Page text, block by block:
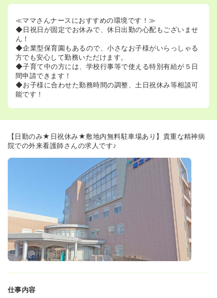
≪ママさんナースにおすすめの環境です！≫
◆日祝日が固定でお休みで、休日出勤の心配もございませ
ん！
◆企業型保育園もあるので、小さなお子様がいらっしゃる
方でも安心して勤務いただけます。
◆子育て中の方には、学校行事等で使える特別有給が５日
間申請できます！
◆お子様に合わせた勤務時間の調整、土日祝休み等相談可
能です！
【日勤のみ★日祝休み★敷地内無料駐車場あり】貴重な精神病
院での外来看護師さんの求人です♪
仕事内容